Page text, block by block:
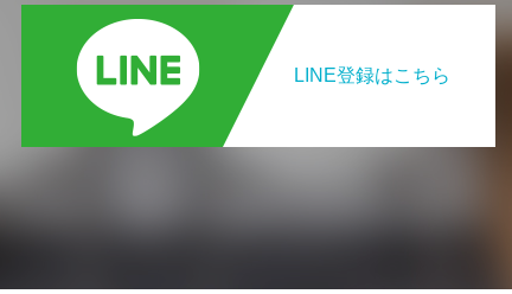
LINE登録はこちら